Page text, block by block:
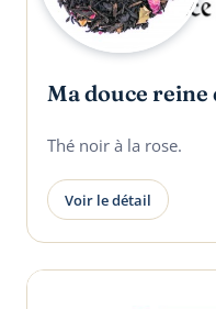
Ma douce reine
Thé noir à la rose.
Voir le détail